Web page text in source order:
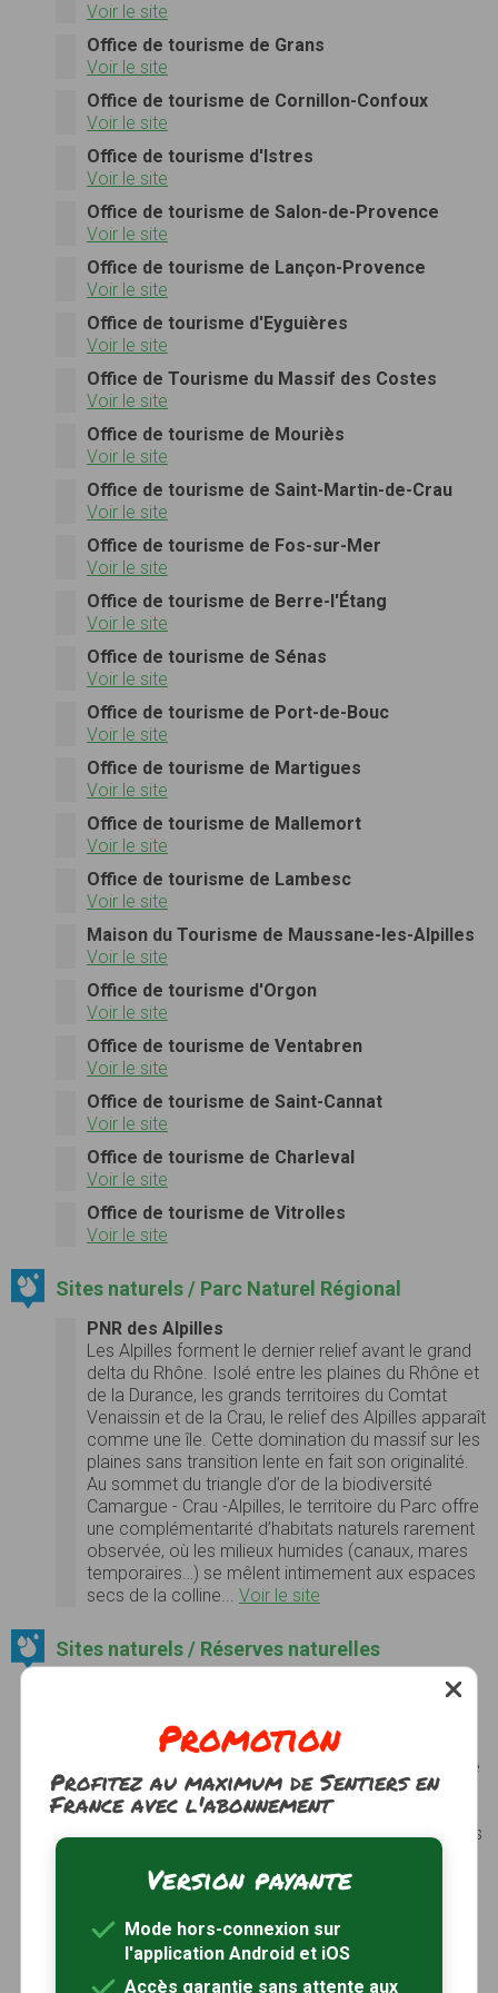
Voir le site
Office de tourisme de Grans
Voir le site
Office de tourisme de Cornillon-Confoux
Voir le site
Office de tourisme d'Istres
Voir le site
Office de tourisme de Salon-de-Provence
Voir le site
Office de tourisme de Lançon-Provence
Voir le site
Office de tourisme d'Eyguières
Voir le site
Office de Tourisme du Massif des Costes
Voir le site
Office de tourisme de Mouriès
Voir le site
Office de tourisme de Saint-Martin-de-Crau
Voir le site
Office de tourisme de Fos-sur-Mer
Voir le site
Office de tourisme de Berre-l'Étang
Voir le site
Office de tourisme de Sénas
Voir le site
Office de tourisme de Port-de-Bouc
Voir le site
Office de tourisme de Martigues
Voir le site
Office de tourisme de Mallemort
Voir le site
Office de tourisme de Lambesc
Voir le site
Maison du Tourisme de Maussane-les-Alpilles
Voir le site
Office de tourisme d'Orgon
Voir le site
Office de tourisme de Ventabren
Voir le site
Office de tourisme de Saint-Cannat
Voir le site
Office de tourisme de Charleval
Voir le site
Office de tourisme de Vitrolles
Voir le site
Sites naturels / Parc Naturel Régional
PNR des Alpilles
Les Alpilles forment le dernier relief avant le grand
delta du Rhône. Isolé entre les plaines du Rhône et
de la Durance, les grands territoires du Comtat
Venaissin et de la Crau, le relief des Alpilles apparaît
comme une île. Cette domination du massif sur les
plaines sans transition lente en fait son originalité.
Au sommet du triangle d’or de la biodiversité
Camargue - Crau -Alpilles, le territoire du Parc offre
une complémentarité d’habitats naturels rarement
observée, où les milieux humides (canaux, mares
temporaires…) se mêlent intimement aux espaces
secs de la colline... Voir le site
Sites naturels / Réserves naturelles
Coussouls de Crau
La Crau est une plaine alluviale de 60 000 ha située
aux portes d’Arles, entre Alpilles et Méditerranée.
C’est le delta fossile de la Durance, qui y a charrié
pendant cinq millions d’années des galets arrachés
aux massifs des Alpes. Il y a 18 000 ans, le lit de la
Durance est dévié, et son delta s’assèche pour
coussoul ».
Le coussoul est parcouru par les moutons depuis
l’Antiquité (et même le Néolithique), comme en
témoignent les nombreux vestiges de bergeries
Promotion
Profitez au maximum de Sentiers en
France avec l'abonnement
Version payante
Mode hors-connexion sur
l'application Android et iOS
Accès garantie sans attente aux